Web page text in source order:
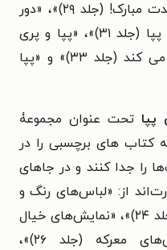
و هم‌بازی جدید (جلد ۲۲)»، «تولدت مبارک! (جلد ۲۹)»، «دور
دنیا با پپا (جلد ۳۰)»، «داستان پپا (جلد ۳۱)»، «پپا و پری
دندان (جلد ۳۲)»، «پپا آشپزی می کند (جلد ۳۳)» و «پپا
پپا تحت عنوان مجموعۀ
کتاب های برچسبی را در
را جدا کنند و در جاهای
از: «لباس‌های رنگ و
وارنگ (جلد ۲۳)»، «جزیرۀ گنج (جلد ۲۴)»، «نمایش‌های خیال
انگیز (جلد ۲۵)»، «ماجراجویی‌های معرکه (جلد ۲۶)»،